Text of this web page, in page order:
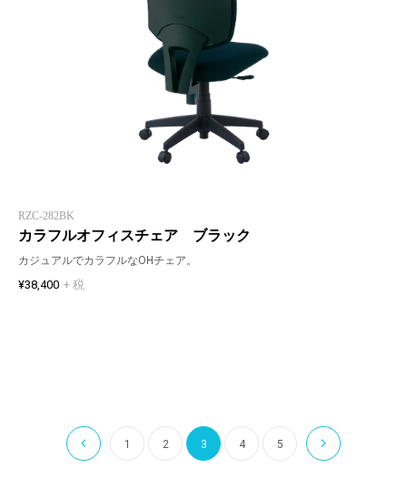
RZC-282BK
カラフルオフィスチェア ブラック
カジュアルでカラフルなOHチェア。
¥38,400 + 税
1 2 3 4 5